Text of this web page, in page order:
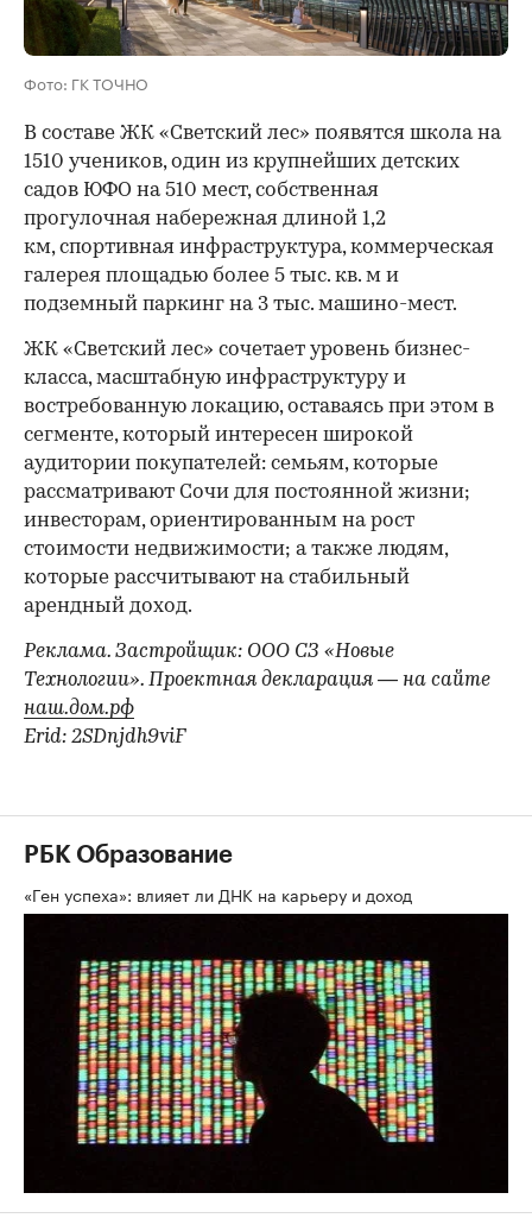
Фото: ГК ТОЧНО
00:00
В составе ЖК «Светский лес» появятся школа на
1510 учеников, один из крупнейших детских
садов ЮФО на 510 мест, собственная
прогулочная набережная длиной 1,2
км, спортивная инфраструктура, коммерческая
галерея площадью более 5 тыс. кв. м и
подземный паркинг на 3 тыс. машино-мест.
ЖК «Светский лес» сочетает уровень бизнес-
класса, масштабную инфраструктуру и
востребованную локацию, оставаясь при этом в
сегменте, который интересен широкой
аудитории покупателей: семьям, которые
рассматривают Сочи для постоянной жизни;
инвесторам, ориентированным на рост
стоимости недвижимости; а также людям,
которые рассчитывают на стабильный
арендный доход.
Реклама. Застройщик: ООО СЗ «Новые
Технологии». Проектная декларация — на сайте
наш.дом.рф
Erid: 2SDnjdh9viF
РБК Образование
«Ген успеха»: влияет ли ДНК на карьеру и доход